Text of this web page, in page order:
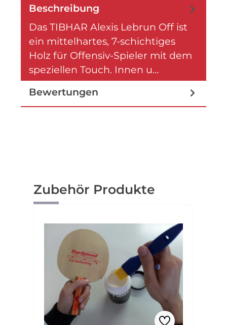
Beschreibung
Das TIBHAR Alexis Lebrun Off ist
ein mittelhartes, 7-schichtiges
Holz für Offensiv-Spieler mit dem
speziellen Touch. Innen u…
Bewertungen
Produktgalerie überspringen
Zubehör Produkte